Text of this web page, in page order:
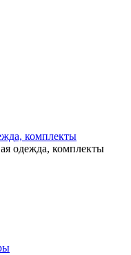
комплекты
одежда, комплекты